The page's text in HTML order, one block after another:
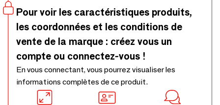
27 cm fermé/50 cm ouvert. DISPONIBLE DÈS
MAINTENANT : fan@afanof.eu
Pour voir les caractéristiques produits,
les coordonnées et les conditions de
vente de la marque : créez vous un
compte ou connectez-vous !
En vous connectant, vous pourrez visualiser les
informations complètes de ce produit.